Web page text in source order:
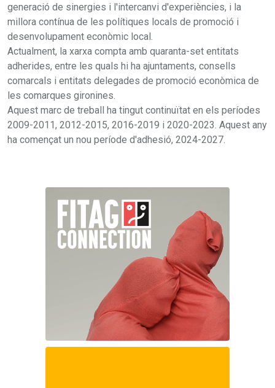
generació de sinergies i l'intercanvi d'experiències, i la
millora contínua de les polítiques locals de promoció i
desenvolupament econòmic local.
Actualment, la xarxa compta amb quaranta-set entitats
adherides, entre les quals hi ha ajuntaments, consells
comarcals i entitats delegades de promoció econòmica de
les comarques gironines.
Aquest marc de treball ha tingut continuïtat en els períodes
2009-2011, 2012-2015, 2016-2019 i 2020-2023. Aquest any
ha començat un nou període d'adhesió, 2024-2027.